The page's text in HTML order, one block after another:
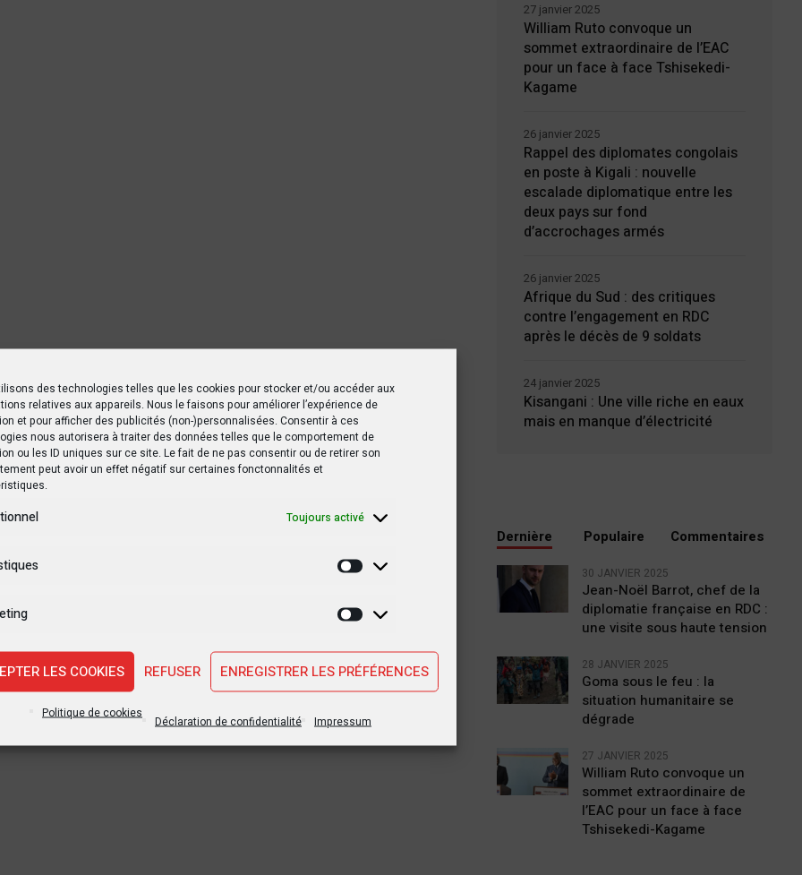
des technologies telles que les cookies pour stocker et/ou accéder aux
relatives aux appareils. Nous le faisons pour améliorer l’expérience de
et pour afficher des publicités (non-)personnalisées. Consentir à ces
nous autorisera à traiter des données telles que le comportement de
ou les ID uniques sur ce site. Le fait de ne pas consentir ou de retirer son
peut avoir un effet négatif sur certaines fonctonnalités et
Toujours activé
Statistiques
Marketing
LES COOKIES REFUSER ENREGISTRER LES PRÉFÉRENCES
Politique de cookies
Déclaration de confidentialité Impressum
William Ruto convoque un
sommet extraordinaire de l’EAC
pour un face à face Tshisekedi-
Kagame
27 janvier 2025
Rappel des diplomates congolais
en poste à Kigali : nouvelle
escalade diplomatique entre les
deux pays sur fond
d’accrochages armés
26 janvier 2025
Afrique du Sud : des critiques
contre l’engagement en RDC
après le décès de 9 soldats
26 janvier 2025
Kisangani : Une ville riche en eaux
mais en manque d’électricité
24 janvier 2025
Dernière Populaire Commentaires
30 JANVIER 2025
Jean-Noël Barrot, chef de la
diplomatie française en RDC :
une visite sous haute tension
28 JANVIER 2025
Goma sous le feu : la
situation humanitaire se
dégrade
27 JANVIER 2025
William Ruto convoque un
sommet extraordinaire de
l’EAC pour un face à face
Tshisekedi-Kagame